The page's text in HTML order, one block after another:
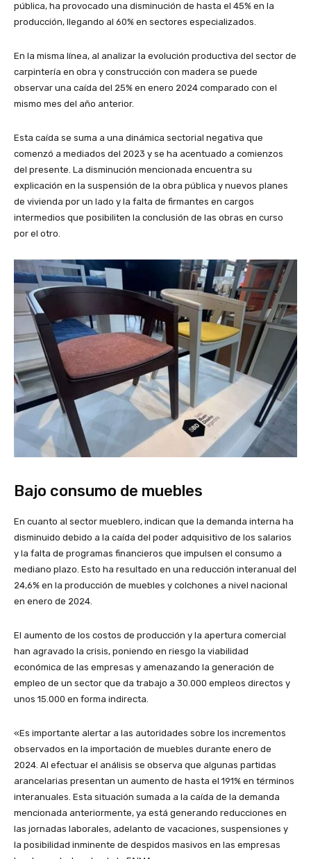
pública, ha provocado una disminución de hasta el 45% en la
producción, llegando al 60% en sectores especializados.
En la misma línea, al analizar la evolución productiva del sector de
carpintería en obra y construcción con madera se puede
observar una caída del 25% en enero 2024 comparado con el
mismo mes del año anterior.
Esta caída se suma a una dinámica sectorial negativa que
comenzó a mediados del 2023 y se ha acentuado a comienzos
del presente. La disminución mencionada encuentra su
explicación en la suspensión de la obra pública y nuevos planes
de vivienda por un lado y la falta de firmantes en cargos
intermedios que posibiliten la conclusión de las obras en curso
por el otro.
Bajo consumo de muebles
En cuanto al sector mueblero, indican que la demanda interna ha
disminuido debido a la caída del poder adquisitivo de los salarios
y la falta de programas financieros que impulsen el consumo a
mediano plazo. Esto ha resultado en una reducción interanual del
24,6% en la producción de muebles y colchones a nivel nacional
en enero de 2024.
El aumento de los costos de producción y la apertura comercial
han agravado la crisis, poniendo en riesgo la viabilidad
económica de las empresas y amenazando la generación de
empleo de un sector que da trabajo a 30.000 empleos directos y
unos 15.000 en forma indirecta.
«Es importante alertar a las autoridades sobre los incrementos
observados en la importación de muebles durante enero de
2024. Al efectuar el análisis se observa que algunas partidas
arancelarias presentan un aumento de hasta el 191% en términos
interanuales. Esta situación sumada a la caída de la demanda
mencionada anteriormente, ya está generando reducciones en
las jornadas laborales, adelanto de vacaciones, suspensiones y
la posibilidad inminente de despidos masivos en las empresas